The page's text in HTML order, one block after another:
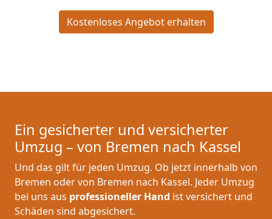
Kostenloses Angebot erhalten
Ein gesicherter und versicherter
Umzug – von Bremen nach Kassel
Und das gilt für jeden Umzug. Ob jetzt innerhalb von
Bremen oder von Bremen nach Kassel. Jeder Umzug
bei uns aus professioneller Hand ist versichert und
Schäden sind abgesichert.